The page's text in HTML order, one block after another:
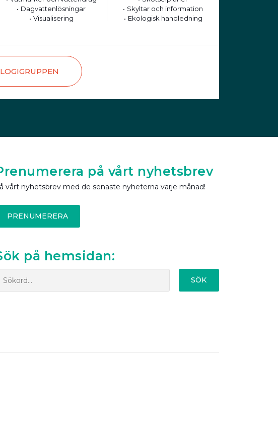
Dagvattenlösningar
Visualisering
Skyltar och information
Ekologisk handledning
på vårt nyhetsbrev
vårt nyhetsbrev med de senaste nyheterna varje månad!
PRENUMERERA
på hemsidan:
SÖK